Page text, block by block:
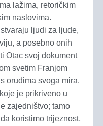
lažima, retoričkim
naslovima.
ljudi za ljude,
a posebno onih
Otac svoj dokument
svetim Franjom
oruđima svoga mira.
je prikriveno u
zajedništvo; tamo
koristimo trijeznost,